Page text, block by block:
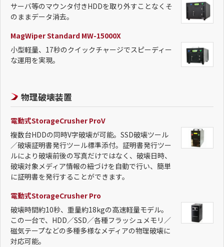
サーバ等のマウンタ付きHDDを取り外すことなくそ
のままデータ消去。
MagWiper Standard MW-15000X
小型軽量、17秒のクイックチャージでスピーディー
な運用を実現。
物理破壊装置
電動式StorageCrusher ProV
複数台HDDの同時V字破壊が可能。SSD破壊ツール
／破壊証明書発行ツール標準添付。証明書発行ツー
ルにより破壊前後の写真だけではなく、破壊日時、
破壊対象メディア情報の紐づけを自動で行い、簡単
に証明書を発行することができます。
電動式StorageCrusher Pro
破壊時間約10秒、重量約18kgの高速軽量モデル。
この一台で、HDD／SSD／各種フラッシュメモリ／
磁気テープなどの多種多様なメディアの物理破壊に
対応可能。